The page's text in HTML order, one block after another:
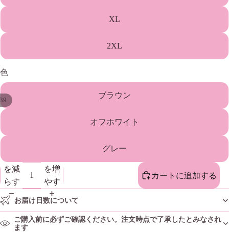
XL
2XL
色
ブラウン
オフホワイト
グレー
を減
らす
を増
やす
カートに追加する
お届け日数について
ご購入前に必ずご確認ください。注文時点で了承したとみなされ
ます